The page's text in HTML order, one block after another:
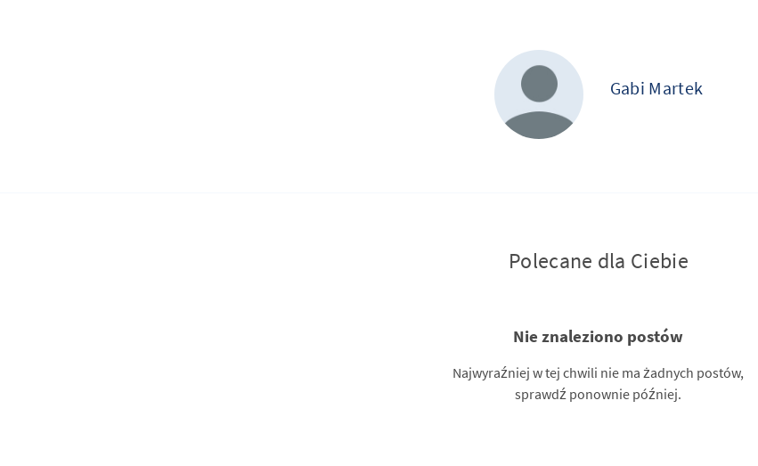
Gabi Martek
Polecane dla Ciebie
Nie znaleziono postów
Najwyraźniej w tej chwili nie ma żadnych postów,
sprawdź ponownie później.